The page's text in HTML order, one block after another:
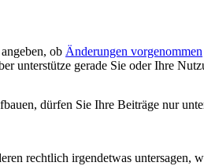
ob Änderungen vorgenommen
unterstütze gerade Sie oder Ihre
dürfen Sie Ihre Beiträge nur
rechtlich irgendetwas untersagen,